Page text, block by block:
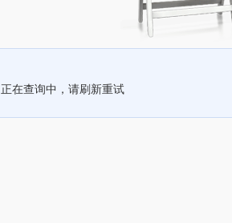
正在查询中，请刷新重试